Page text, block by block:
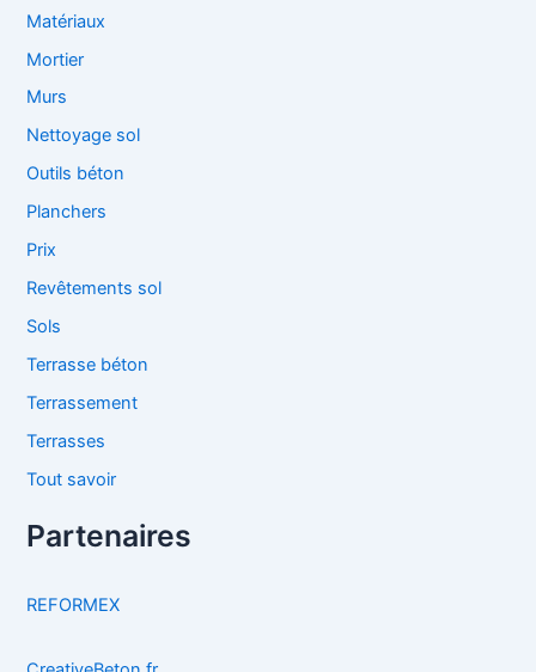
Matériaux
Mortier
Murs
Nettoyage sol
Outils béton
Planchers
Prix
Revêtements sol
Sols
Terrasse béton
Terrassement
Terrasses
Tout savoir
Partenaires
REFORMEX